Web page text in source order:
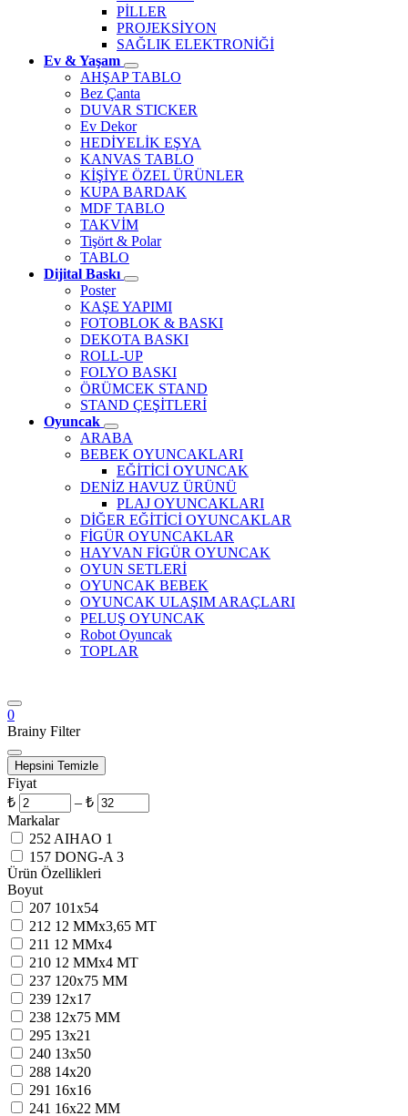
PİLLER
PROJEKSİYON
SAĞLIK ELEKTRONİĞİ
Ev & Yaşam
AHŞAP TABLO
Bez Çanta
DUVAR STICKER
Ev Dekor
HEDİYELİK EŞYA
KANVAS TABLO
KİŞİYE ÖZEL ÜRÜNLER
KUPA BARDAK
MDF TABLO
TAKVİM
Tişört & Polar
TABLO
Dijital Baskı
Poster
KAŞE YAPIMI
FOTOBLOK & BASKI
DEKOTA BASKI
ROLL-UP
FOLYO BASKI
ÖRÜMCEK STAND
STAND ÇEŞİTLERİ
Oyuncak
ARABA
BEBEK OYUNCAKLARI
EĞİTİCİ OYUNCAK
DENİZ HAVUZ ÜRÜNÜ
PLAJ OYUNCAKLARI
DİĞER EĞİTİCİ OYUNCAKLAR
FİGÜR OYUNCAKLAR
HAYVAN FİGÜR OYUNCAK
OYUN SETLERİ
OYUNCAK BEBEK
OYUNCAK ULAŞIM ARAÇLARI
PELUŞ OYUNCAK
Robot Oyuncak
TOPLAR
0
Brainy Filter
Hepsini Temizle
Fiyat
₺
– ₺
Markalar
252 AIHAO 1
157 DONG-A 3
Ürün Özellikleri
Boyut
207 101x54
212 12 MMx3,65 MT
211 12 MMx4
210 12 MMx4 MT
237 120x75 MM
239 12x17
238 12x75 MM
295 13x21
240 13x50
288 14x20
291 16x16
241 16x22 MM